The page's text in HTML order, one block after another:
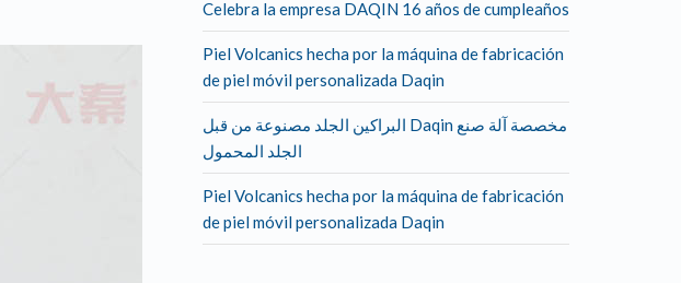
Celebra la empresa DAQIN 16 años de cumpleaños
Piel Volcanics hecha por la máquina de fabricación
de piel móvil personalizada Daqin
البراكين الجلد مصنوعة من قبل Daqin مخصصة آلة صنع
الجلد المحمول
Piel Volcanics hecha por la máquina de fabricación
de piel móvil personalizada Daqin